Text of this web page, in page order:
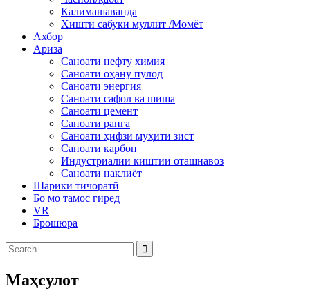
Калимашаванда
Хишти сабуки муллит /Момёт
Ахбор
Ариза
Саноати нефту химия
Саноати оҳану пӯлод
Саноати энергия
Саноати сафол ва шиша
Саноати цемент
Саноати ранга
Саноати ҳифзи муҳити зист
Саноати карбон
Индустриалии киштии оташнавоз
Саноати наклиёт
Шарики тичоратй
Бо мо тамос гиред
VR
Брошюра
Маҳсулот